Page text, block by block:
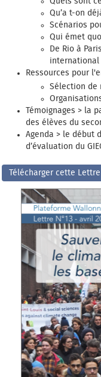
Qu’a t-on
Scénarios
Qui émet
De Rio à
international
Ressources pour
Sélection de
Témoignages > la
des élèves du
Agenda > le début
d’évaluation du
Télécharger cette Lettre